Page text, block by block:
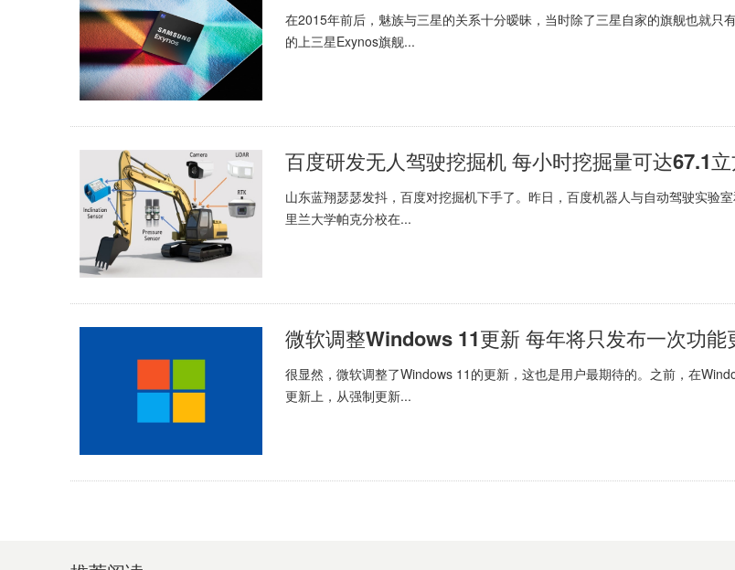
在2015年前后，魅族与三星的关系十分暧昧，当时除了三星自家的旗舰也就只
的上三星Exynos旗舰...
百度研发无人驾驶挖掘机 每小时挖掘量可达67.1
山东蓝翔瑟瑟发抖，百度对挖掘机下手了。昨日，百度机器人与自动驾驶实验
里兰大学帕克分校在...
微软调整Windows 11更新 每年将只发布一次功能
很显然，微软调整了Windows 11的更新，这也是用户最期待的。之前，在
更新上，从强制更新...